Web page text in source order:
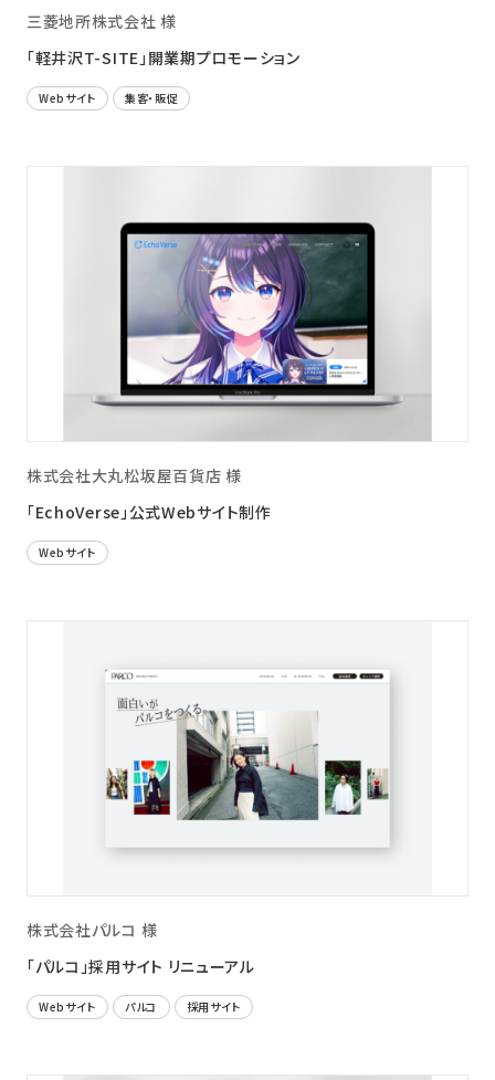
三菱地所株式会社 様
「軽井沢T-SITE」開業期プロモーション
Webサイト 集客・販促
株式会社大丸松坂屋百貨店 様
「EchoVerse」公式Webサイト制作
Webサイト
株式会社パルコ 様
「パルコ」採用サイト リニューアル
Webサイト パルコ 採用サイト